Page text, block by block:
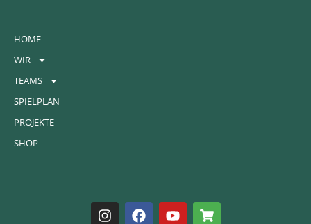
HOME
WIR
TEAMS
SPIELPLAN
PROJEKTE
SHOP